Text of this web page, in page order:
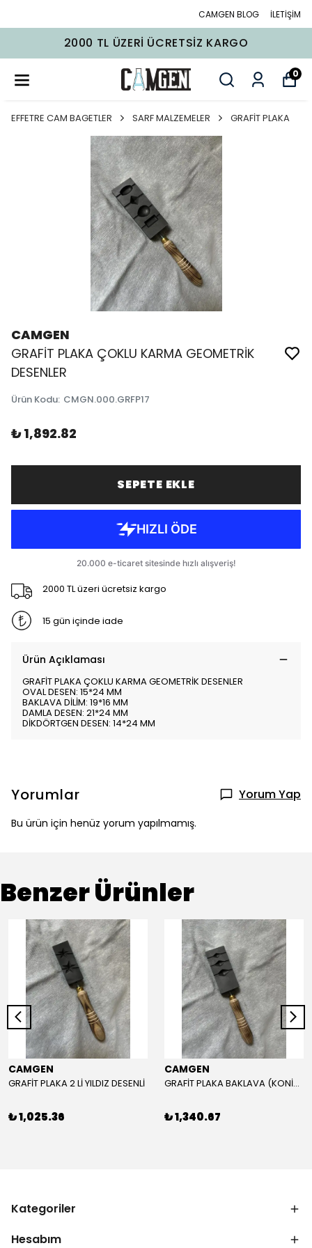
CAMGEN BLOG İLETİŞİM
2000 TL ÜZERI ÜCRETSIZ KARGO
0
EFFETRE CAM BAGETLER SARF MALZEMELER GRAFİT PLAKA
CAMGEN
GRAFİT PLAKA ÇOKLU KARMA GEOMETRİK
DESENLER
Ürün Kodu: CMGN.000.GRFP17
₺ 1,892.82
SEPETE EKLE
2000 TL üzeri ücretsiz kargo
15 gün içinde iade
Ürün Açıklaması
GRAFİT PLAKA ÇOKLU KARMA GEOMETRİK DESENLER
OVAL DESEN: 15*24 MM
BAKLAVA DİLİM: 19*16 MM
DAMLA DESEN: 21*24 MM
DİKDÖRTGEN DESEN: 14*24 MM
Yorumlar Yorum Yap
Bu ürün için henüz yorum yapılmamış.
Benzer Ürünler
CAMGEN
GRAFİT PLAKA 2 Lİ YILDIZ DESENLİ
₺ 1,025.36
CAMGEN
GRAFİT PLAKA BAKLAVA (KONİK) DESEN
₺ 1,340.67
Kategoriler
Hesabım